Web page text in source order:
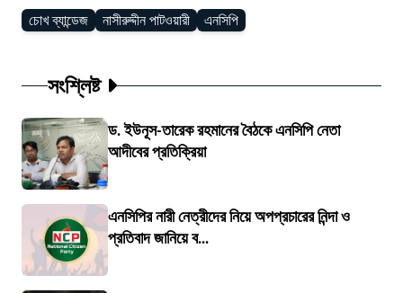
চোখ ব্যান্ডেজ নাসীরুদ্দীন পাটওয়ারী এনসিপি
সংশ্লিষ্ট
ড. ইউনূস-তারেক রহমানের বৈঠকে এনসিপি নেতা
আদীবের প্রতিক্রিয়া
এনসিপির নারী নেত্রীদের নিয়ে অপপ্রচারের নিন্দা ও
প্রতিবাদ জানিয়ে ব...